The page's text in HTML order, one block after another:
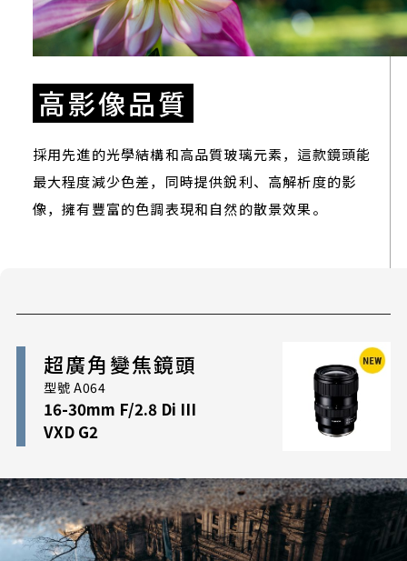
高影像品質
採用先進的光學結構和高品質玻璃元素，這款鏡頭能
最大程度減少色差，同時提供銳利、高解析度的影
像，擁有豐富的色調表現和自然的散景效果。
超廣角變焦鏡頭
型號 A064
16-30mm F/2.8 Di III
VXD G2